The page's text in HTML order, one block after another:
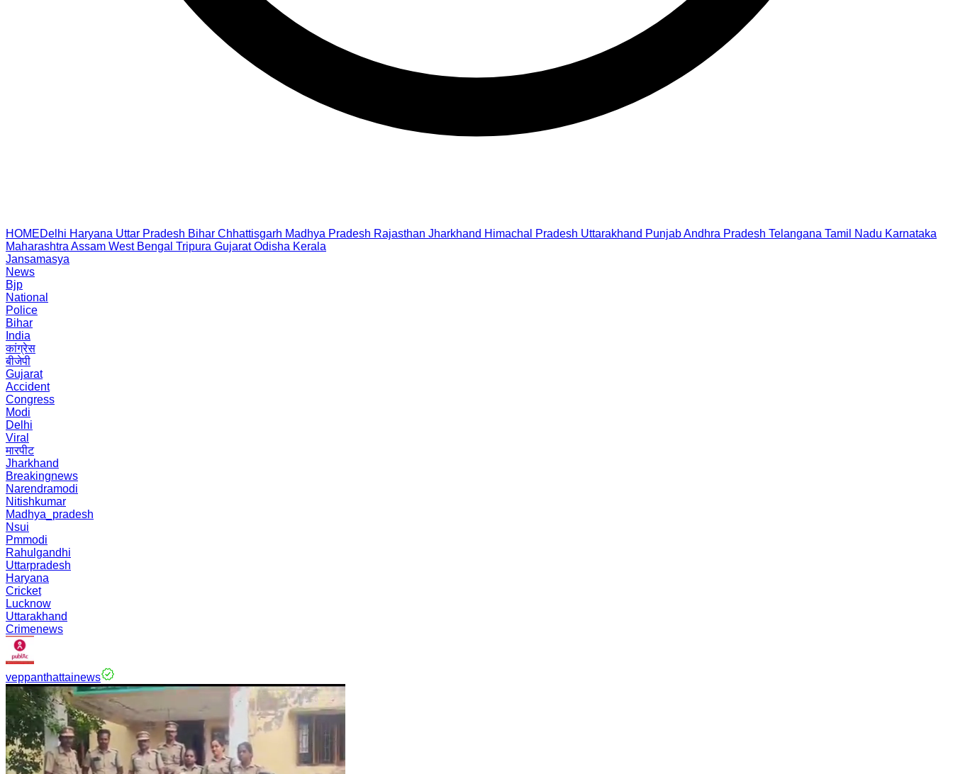
HOMEDelhi Haryana Uttar Pradesh Bihar Chhattisgarh Madhya Pradesh Rajasthan Jharkhand Himachal Pradesh Uttarakhand PunjabAndhra Pradesh Telangana Tamil Nadu Karnataka
Maharashtra Assam West Bengal Tripura Gujarat Odisha Kerala
Jansamasya
News
Bjp
National
Police
Bihar
India
कांग्रेस
बीजेपी
Gujarat
Accident
Congress
Modi
Delhi
Viral
मारपीट
Jharkhand
Breakingnews
Narendramodi
Nitishkumar
Madhya_pradesh
Nsui
Pmmodi
Rahulgandhi
Uttarpradesh
Haryana
Cricket
Lucknow
Uttarakhand
Crimenews
veppanthattainews